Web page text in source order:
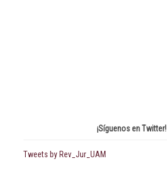
¡Síguenos en Twitter!
Tweets by Rev_Jur_UAM